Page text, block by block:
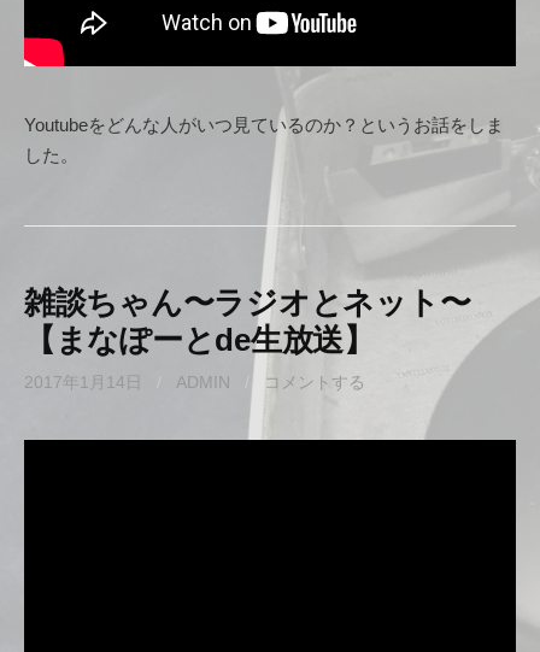
Youtubeをどんな人がいつ見ているのか？というお話をしま
した。
雑談ちゃん〜ラジオとネット〜
【まなぽーとde生放送】
2017年1月14日 ADMIN コメントする